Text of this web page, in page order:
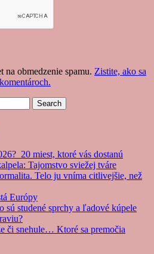
na obmedzenie spamu. Zistite, ako sa
20 miest, ktoré vás dostanú
Tajomstvo sviežej tváre
Telo ju vníma citlivejšie, než
Európy
sú studené sprchy a ľadové kúpele
či snehule… Ktoré sa premočia